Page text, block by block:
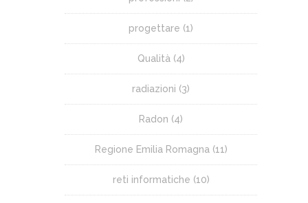
progettare (1)
Qualità (4)
radiazioni (3)
Radon (4)
Regione Emilia Romagna (11)
reti informatiche (10)